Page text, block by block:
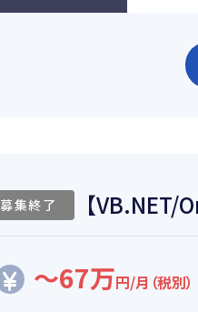
募集終了 【
～67万円/月（税別）